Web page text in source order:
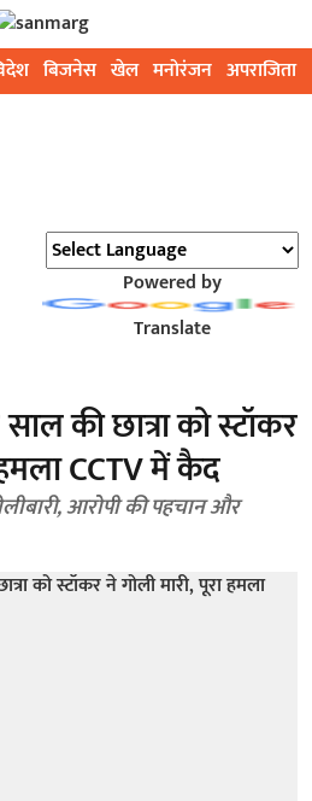
बिजनेस खेल मनोरंजन अपराजिता
Powered by
Translate
साल की छात्रा को स्टॉकर
CCTV में कैद
आरोपी की पहचान और